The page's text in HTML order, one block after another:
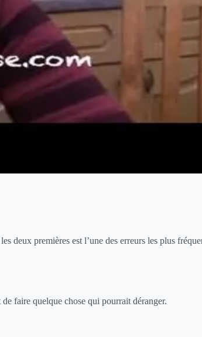
deux premières est l’une des erreurs les plus
faire quelque chose qui pourrait déranger.